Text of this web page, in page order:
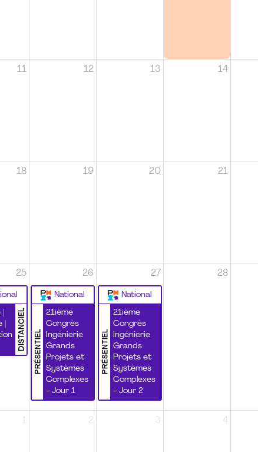
11 12 13 14
18 19 20 21
25
DISTANCIEL
26
National
PRÉSENTIEL
21ième
Congrès
Ingénierie
Grands
Projets et
Systèmes
Complexes
- Jour 1
27
National
PRÉSENTIEL
21ième
Congrès
Ingénierie
Grands
Projets et
Systèmes
Complexes
- Jour 2
28
1 2 3 4